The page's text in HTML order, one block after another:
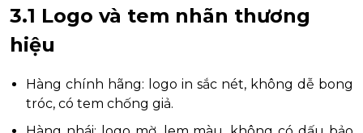
3.1 Logo và tem nhãn thương
hiệu
Hàng chính hãng: logo in sắc nét, không dễ bong
tróc, có tem chống giả.